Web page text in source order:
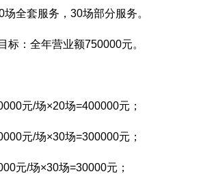
全套服务，30场部分服务。
标：全年营业额750000元。
元/场×20场=400000元；
元/场×30场=300000元；
元/场×30场=30000元；